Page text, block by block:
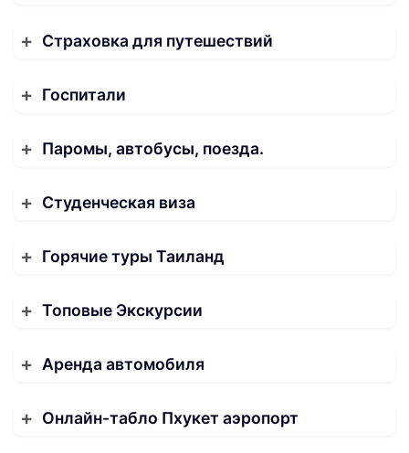
Страховка для путешествий
Госпитали
Паромы, автобусы, поезда.
Студенческая виза
Горячие туры Таиланд
Топовые Экскурсии
Аренда автомобиля
Онлайн-табло Пхукет аэропорт